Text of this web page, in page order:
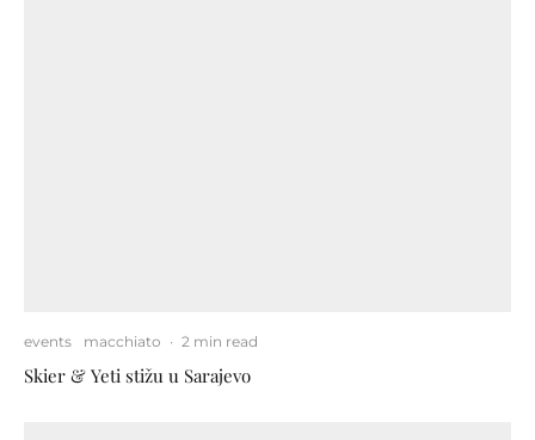
events macchiato · 2 min read
Skier & Yeti stižu u Sarajevo